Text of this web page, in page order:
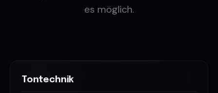
es möglich.
Tontechnik